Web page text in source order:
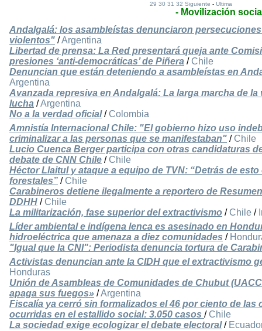
29 30 31 32 Siguiente -Ultima
- Movilización
Andalgalá: los asambleístas denunciaron
violentos" /Argentina
Libertad de prensa: La Red presentará queja ante
presiones ‘anti-democráticas’ de Piñera / Chile
Denuncian que están deteniendo a asambleístas en
Argentina
Avanzada represiva en Andalgalá: La larga marcha de
lucha /Argentina
No a la verdad oficial/ Colombia
Amnistía Internacional Chile: "El gobierno hizo uso
criminalizar a las personas que se manifestaban" / Chile
Lucio Cuenca Berger participa con otras candidaturas
debate de CNN Chile / Chile
Héctor Llaitul y ataque a equipo de TVN: “Detrás de
forestales” / Chile
Carabineros detiene ilegalmente a reportero de
DDHH / Chile
La militarización, fase superior del extractivismo / Chile /
Líder ambiental e indígena lenca es asesinado en
hidroeléctrica que amenaza a diez comunidades /
"Igual que la CNI": Periodista denuncia tortura de
Activistas denuncian ante la CIDH que el extractivismo
Honduras
Unión de Asambleas de Comunidades de Chubut
apaga sus fuegos» /Argentina
Fiscalía ya cerró sin formalizados el 46 por ciento de las
ocurridas en el estallido social: 3.050 casos / Chile
La sociedad exige ecologizar el debate electoral/